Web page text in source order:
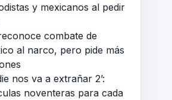
y mexicanos al pedir
combate de
al narco, pero pide más
nos va a extrañar 2’:
noventeras para cada